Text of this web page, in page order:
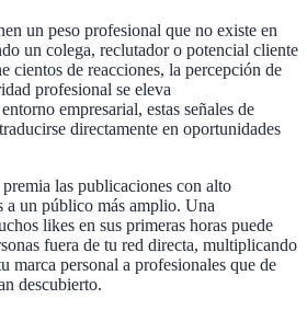
un peso profesional que no existe en
un colega, reclutador o potencial cliente
cientos de reacciones, la percepción de
profesional se eleva
empresarial, estas señales de
directamente en oportunidades
las publicaciones con alto
a un público más amplio. Una
likes en sus primeras horas puede
fuera de tu red directa, multiplicando
marca personal a profesionales que de
descubierto.